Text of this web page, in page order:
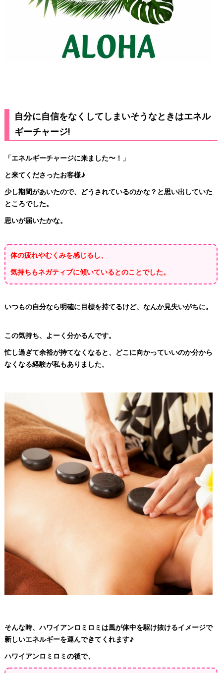
自分に自信をなくしてしまいそうなときはエネル
ギーチャージ!
「エネルギーチャージに来ました〜！」
と来てくださったお客様♪
少し期間があいたので、どうされているのかな？と思い出していた
ところでした。
思いが届いたかな。
体の疲れやむくみを感じるし、
気持ちもネガティブに傾いているとのことでした。
いつもの自分なら明確に目標を持てるけど、なんか見失いがちに。
この気持ち、よーく分かるんです。
忙し過ぎて余裕が持てなくなると、どこに向かっていいのか分から
なくなる経験が私もありました。
そんな時、ハワイアンロミロミは風が体中を駆け抜けるイメージで
新しいエネルギーを運んできてくれます♪
ハワイアンロミロミの後で、